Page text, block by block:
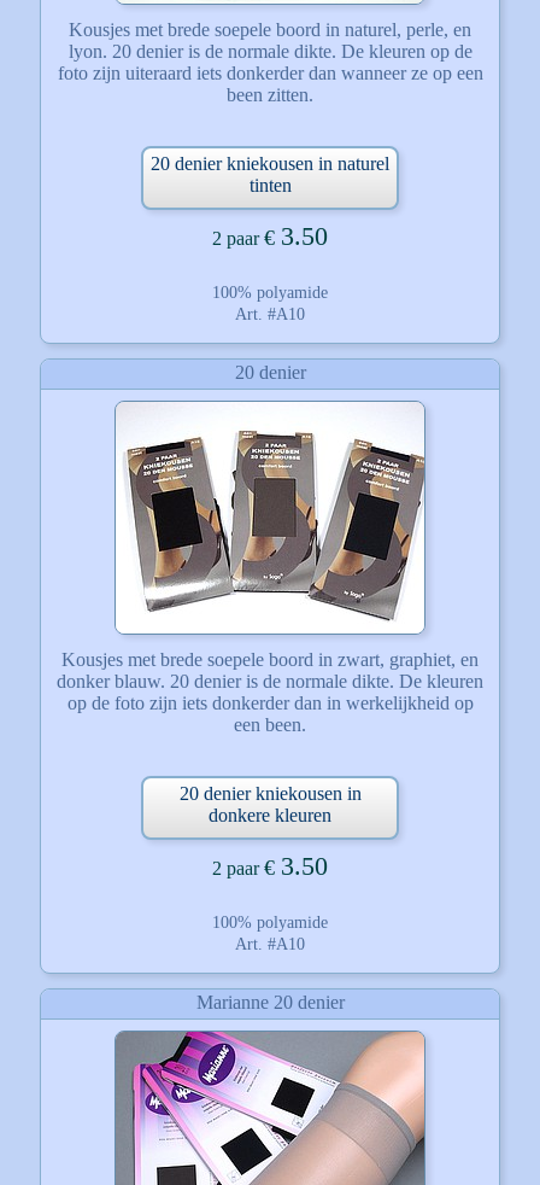
Kousjes met brede soepele boord in naturel, perle, en
lyon. 20 denier is de normale dikte. De kleuren op de
foto zijn uiteraard iets donkerder dan wanneer ze op een
been zitten.
Art. #A10
2 paar€ 3.50
100% polyamide
20 denier kniekousen in naturel
tinten
20 denier
Kousjes met brede soepele boord in zwart, graphiet, en
donker blauw. 20 denier is de normale dikte. De kleuren
op de foto zijn iets donkerder dan in werkelijkheid op
een been.
Art. #A10
2 paar€ 3.50
100% polyamide
20 denier kniekousen in
donkere kleuren
Marianne 20 denier